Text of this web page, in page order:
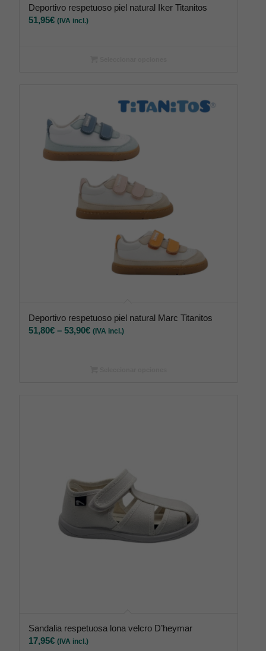
Deportivo respetuoso piel natural Iker Titanitos
51,95€ (IVA incl.)
Deportivo respetuoso piel natural Marc Titanitos
51,80€ –53,90€ (IVA incl.)
Sandalia respetuosa lona velcro D’heymar
17,95€ (IVA incl.)